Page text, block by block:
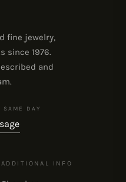
fine jewelry,
since 1976.
and
SAME DAY
ADDITIONAL INFO